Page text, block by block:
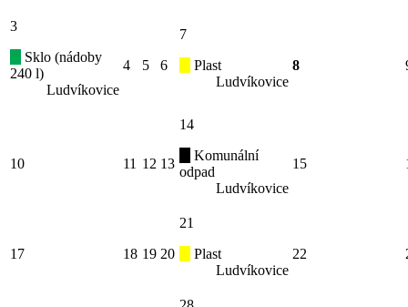
3
Sklo (nádoby
240 l)
Ludvíkovice
4 5 6
7
Plast
Ludvíkovice
8
10 11 12 13
14
Komunální
odpad
Ludvíkovice
15
17 18 19 20
21
Plast
Ludvíkovice
22